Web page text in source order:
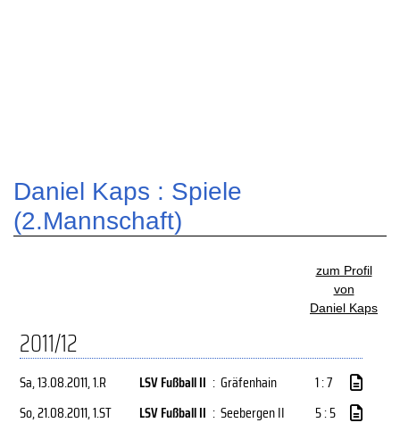
Daniel Kaps : Spiele
(2.Mannschaft)
zum Profil
von
Daniel Kaps
2011/12
Sa, 13.08.2011, 1.R LSV Fußball II : Gräfenhain
1 : 7
So, 21.08.2011, 1.ST LSV Fußball II : Seebergen II
5 : 5